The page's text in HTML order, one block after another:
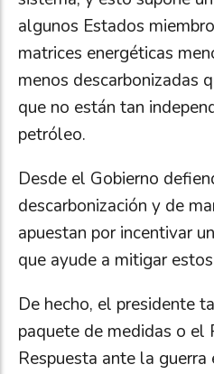
algunos Estados
matrices energéticas
menos descarbonizadas
que no están tan
petróleo.
Desde el Gobierno
descarbonización y de
apuestan por incentivar
que ayude a mitigar
De hecho, el presidente
paquete de medidas o el
Respuesta ante la